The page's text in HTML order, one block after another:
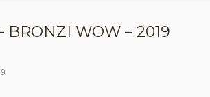
BRONZI WOW – 2019